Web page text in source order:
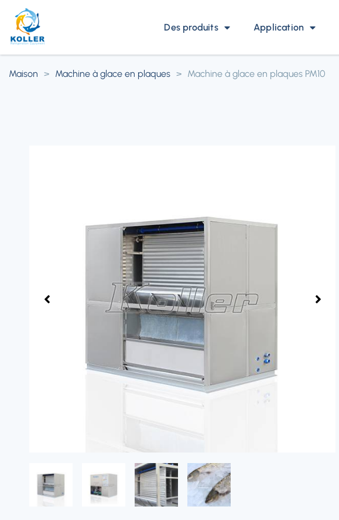
Des produits Application
Maison > Machine à glace en plaques > Machine à glace en plaques PM10